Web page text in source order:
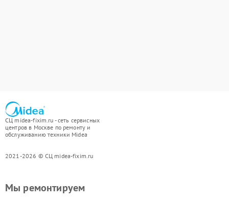
СЦ midea-fixim.ru - сеть сервисных
центров в Москве по ремонту и
обслуживанию техники Midea
2021-2026 © СЦ midea-fixim.ru
Мы ремонтируем